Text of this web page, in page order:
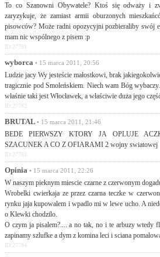
To co Szanowni Obywatele? Ktoś się odważy i
zaryzykuje, że zamiast armii oburzonych
pisowców? Może radni opozycyjni pozbieraliby swój
mam nic wspólnego z pisem :p
ID:27781
wyborca • 15 marca 2011, 20:56
Ludzie jacy Wy jesteście małostkowi, brak
tragicznie pod Smoleńskiem. Niech wam Bóg
właśnie taki jest Włocławek, a właściwie duża jego
ID:27782
BRUTAL • 15 marca 2011, 21:46
BEDE PIERWSZY KTORY JA OPLUJE
SZACUNEK A CO Z OFIARAMI 2 wojny swiatowej
ID:27783
Opinia • 15 marca 2011, 22:26
W naszym pieknym miescie czarne z czerwonym
Wrobelki cwierkaja ze przez czarna teczke w
rynku jaja kupowalem i wpadlo mi w lewe ucho. A
o Klewki chodzilo.
O czym ja pisalem?.... a no tak, no i te arbuzy wtedy
zapinamy szlufke a dym z komina leci i sciana
ID:27784